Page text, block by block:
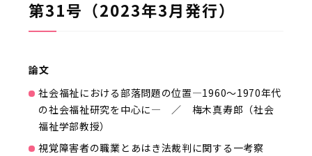
第31号（2023年3月発行）
論文
社会福祉における部落問題の位置―1960～1970年代
の社会福祉研究を中心に― ／ 梅木真寿郎（社会
福祉学部教授）
視覚障害者の職業とあはき法裁判に関する一考察